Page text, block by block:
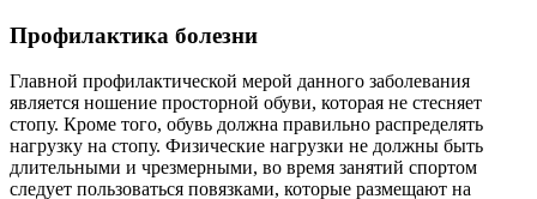
Профилактика болезни
Главной профилактической мерой данного заболевания
является ношение просторной обуви, которая не стесняет
стопу. Кроме того, обувь должна правильно распределять
нагрузку на стопу. Физические нагрузки не должны быть
длительными и чрезмерными, во время занятий спортом
следует пользоваться повязками, которые размещают на